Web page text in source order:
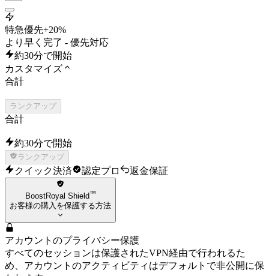
特急優先+20%
より早く完了 - 優先対応
約30分で開始
カスタマイズ
合計
ランクアップ
合計
約30分で開始
ランクアップ
クイック決済 認定プロ 返金保証
BoostRoyal Shield™
お客様の購入を保護する方法
アカウントのプライバシー保護
すべてのセッションは保護されたVPN経由で行われるた
め、アカウントのアクティビティはデフォルトで非公開に保